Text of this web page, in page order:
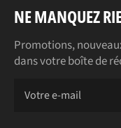
NE MANQUEZ
Promotions,
dans votre boîte de